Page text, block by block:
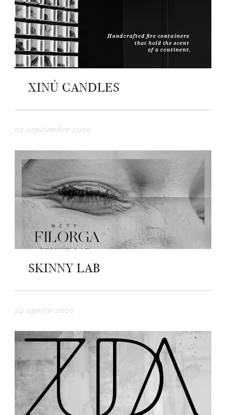
XINÚ CANDLES
02 septiembre 2020
SKINNY LAB
24 agosto 2020